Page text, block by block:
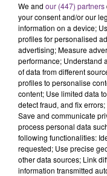
VENEZ FÊTER
Ce samedi 8 août
l'anniversaire du
Une fête est donc
conviés !
TITRES
We and our (447) partners
your consent and/or our
information on a device;
profiles for personalised
advertising; Measure
performance; Understand
of data from different
profiles to personalise
content; Use limited data
detect fraud, and fix
Save and communicate
process personal data
following functionalities:
requested; Use precise
other data sources; Link
information transmitted